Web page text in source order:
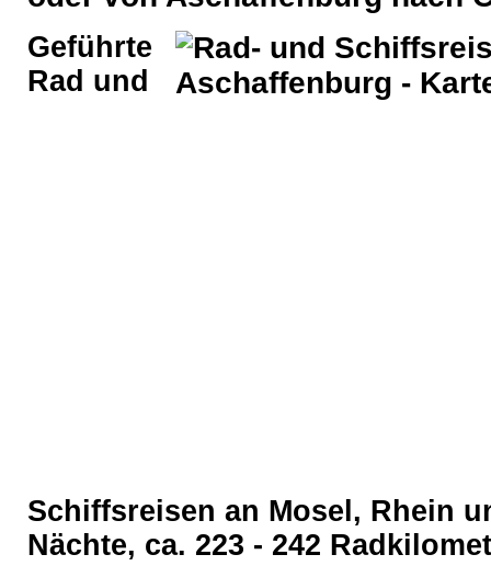
Geführte
Rad und
Schiffsreisen an Mosel, Rhein
Nächte, ca. 223 - 242